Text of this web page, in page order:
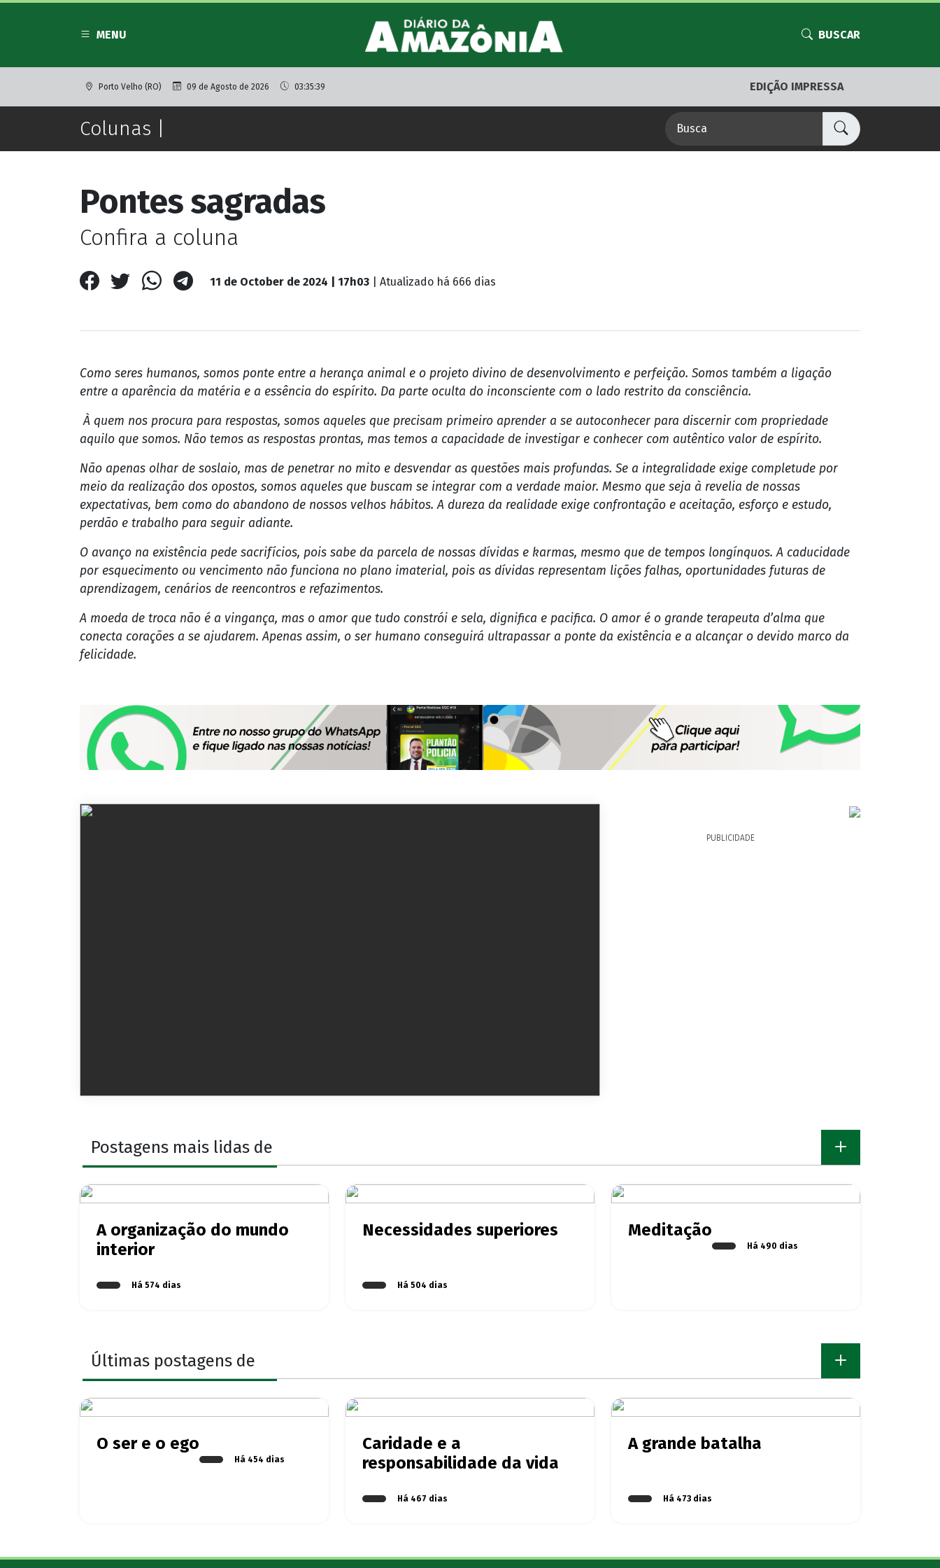
MENU BUSCAR
Porto Velho (RO) 09 de Agosto de 2026 03:35:39 EDIÇÃO IMPRESSA
Colunas |
Pontes sagradas
Confira a coluna
11 de October de 2024 | 17h03 | Atualizado há 666 dias
Como seres humanos, somos ponte entre a herança animal e o projeto divino de desenvolvimento e perfeição. Somos também a ligação
entre a aparência da matéria e a essência do espírito. Da parte oculta do inconsciente com o lado restrito da consciência.
À quem nos procura para respostas, somos aqueles que precisam primeiro aprender a se autoconhecer para discernir com propriedade
aquilo que somos. Não temos as respostas prontas, mas temos a capacidade de investigar e conhecer com autêntico valor de espírito.
Não apenas olhar de soslaio, mas de penetrar no mito e desvendar as questões mais profundas. Se a integralidade exige completude por
meio da realização dos opostos, somos aqueles que buscam se integrar com a verdade maior. Mesmo que seja à revelia de nossas
expectativas, bem como do abandono de nossos velhos hábitos. A dureza da realidade exige confrontação e aceitação, esforço e estudo,
perdão e trabalho para seguir adiante.
O avanço na existência pede sacrifícios, pois sabe da parcela de nossas dívidas e karmas, mesmo que de tempos longínquos. A caducidade
por esquecimento ou vencimento não funciona no plano imaterial, pois as dívidas representam lições falhas, oportunidades futuras de
aprendizagem, cenários de reencontros e refazimentos.
A moeda de troca não é a vingança, mas o amor que tudo constrói e sela, dignifica e pacifica. O amor é o grande terapeuta d’alma que
conecta corações a se ajudarem. Apenas assim, o ser humano conseguirá ultrapassar a ponte da existência e a alcançar o devido marco da
felicidade.
PUBLICIDADE
Postagens mais lidas de
A organização do mundo
interior
Há 574 dias
Necessidades superiores
Há 504 dias
Meditação
Há 490 dias
Últimas postagens de
O ser e o ego
Há 454 dias
Caridade e a
responsabilidade da vida
Há 467 dias
A grande batalha
Há 473 dias